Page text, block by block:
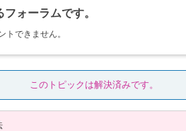
ォーラムです。
トできません。
このトピックは解決済みです。